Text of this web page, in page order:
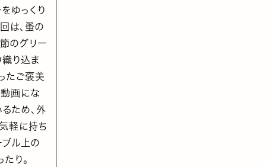
ゆっくり
は、蚤の
のグリー
織り込ま
たご褒美
画にな
ため、外
軽に持ち
ブル上の
り。